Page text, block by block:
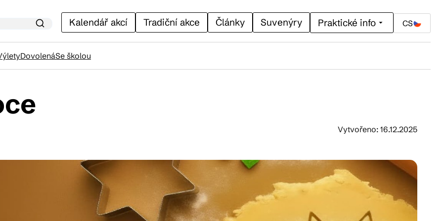
Kalendář akcí Tradiční akce Články Suvenýry Praktické info CS
DovolenáSe školou
akcí
Vytvořeno: 16.12.2025